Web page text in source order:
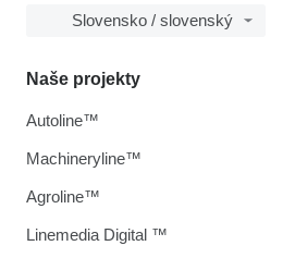
Slovensko / slovenský
Naše projekty
Autoline™
Machineryline™
Agroline™
Linemedia Digital ™